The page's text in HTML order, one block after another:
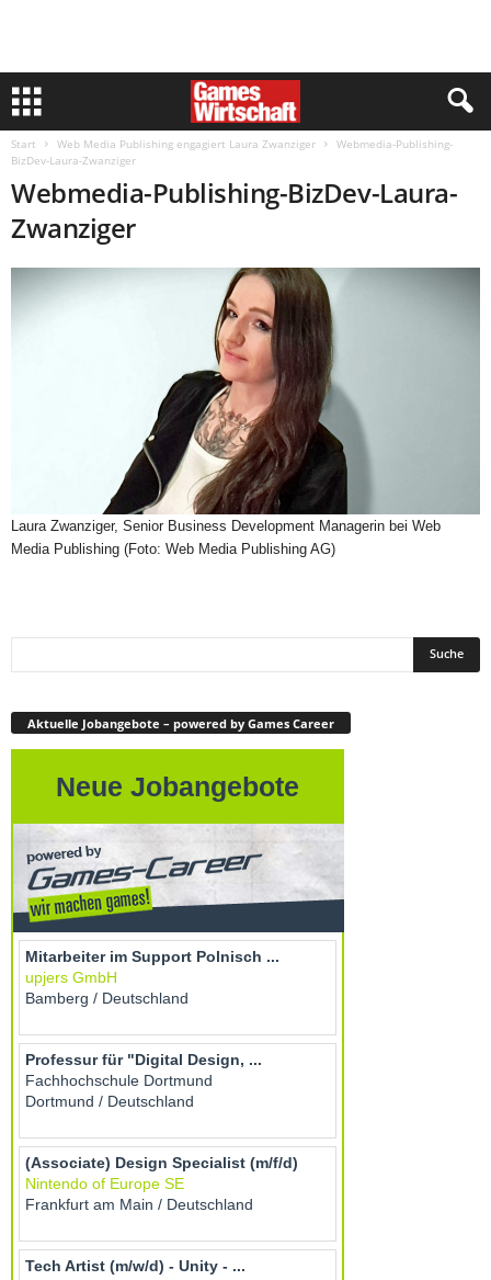
Start Web Media Publishing engagiert Laura Zwanziger
Webmedia-Publishing-
BizDev-Laura-Zwanziger
Webmedia-Publishing-BizDev-Laura-
Zwanziger
Laura Zwanziger, Senior Business Development Managerin bei Web
Media Publishing (Foto: Web Media Publishing AG)
Aktuelle Jobangebote – powered by Games Career